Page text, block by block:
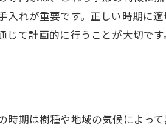
れが重要です。正しい時期に
て計画的に行うことが大切です
期は樹種や地域の気候によっ